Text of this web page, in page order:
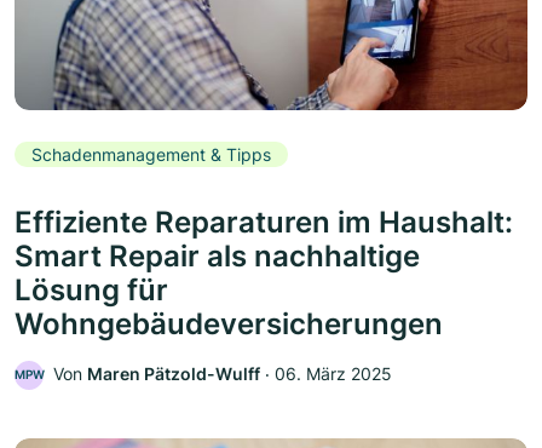
Schadenmanagement & Tipps
Effiziente Reparaturen im Haushalt:
Smart Repair als nachhaltige
Lösung für
Wohngebäudeversicherungen
MPW Von Maren Pätzold-Wulff ‧ 06. März 2025